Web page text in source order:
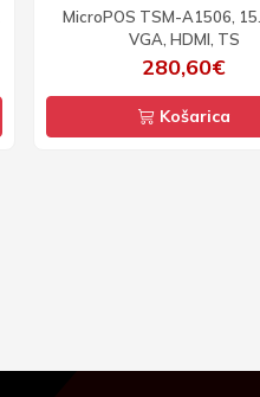
MicroPOS TSM-A1506,
VGA, HDMI, TS
280,60€
Košarica